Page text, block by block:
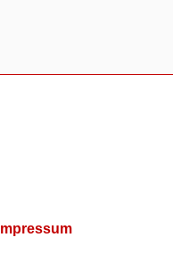
Impressum